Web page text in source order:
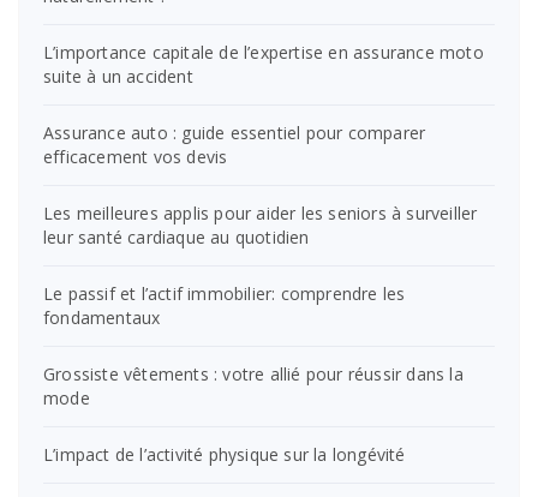
L’importance capitale de l’expertise en assurance moto
suite à un accident
Assurance auto : guide essentiel pour comparer
efficacement vos devis
Les meilleures applis pour aider les seniors à surveiller
leur santé cardiaque au quotidien
Le passif et l’actif immobilier: comprendre les
fondamentaux
Grossiste vêtements : votre allié pour réussir dans la
mode
L’impact de l’activité physique sur la longévité